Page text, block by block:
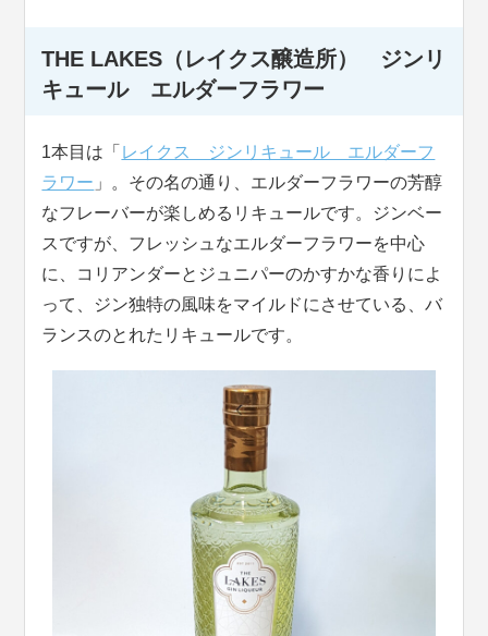
THE LAKES（レイクス醸造所） ジンリ
キュール エルダーフラワー
1本目は「 レイクス ジンリキュール エルダーフ
ラワー 」。その名の通り、エルダーフラワーの芳醇
なフレーバーが楽しめるリキュールです。ジンベー
スですが、フレッシュなエルダーフラワーを中心
に、コリアンダーとジュニパーのかすかな香りによ
って、ジン独特の風味をマイルドにさせている、バ
ランスのとれたリキュールです。